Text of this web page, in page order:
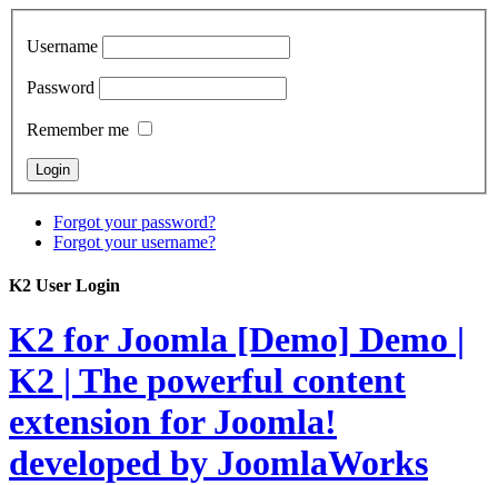
Username
Password
Remember me
Forgot your password?
Forgot your username?
K2 User Login
K2 for Joomla [Demo] Demo |
K2 | The powerful content
extension for Joomla!
developed by JoomlaWorks